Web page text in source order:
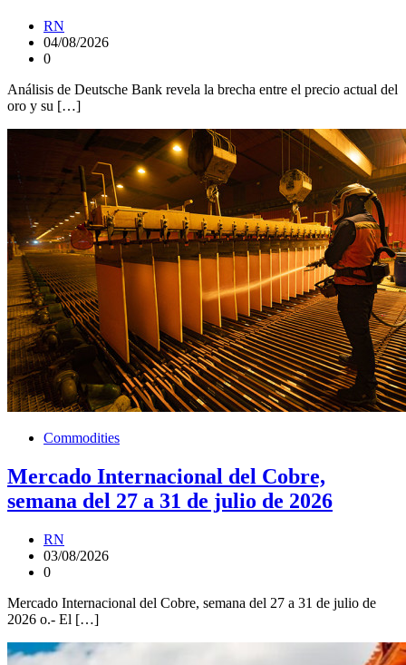
RN
04/08/2026
0
Análisis de Deutsche Bank revela la brecha entre el precio actual del
oro y su […]
Commodities
Mercado Internacional del Cobre,
semana del 27 a 31 de julio de 2026
RN
03/08/2026
0
Mercado Internacional del Cobre, semana del 27 a 31 de julio de
2026 o.- El […]